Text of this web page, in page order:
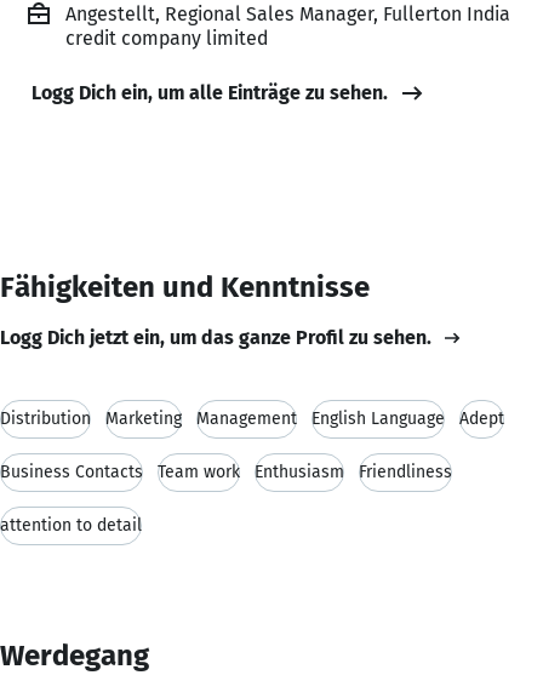
Angestellt, Regional Sales Manager, Fullerton India
credit company limited
Logg Dich ein, um alle Einträge zu sehen.
Fähigkeiten und Kenntnisse
Logg Dich jetzt ein, um das ganze Profil zu sehen.
Distribution Marketing Management English Language Adept
Business Contacts Team work Enthusiasm Friendliness
attention to detail
Werdegang